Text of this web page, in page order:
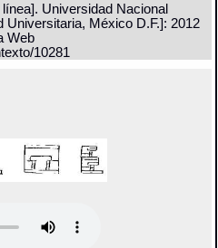
Universidad Nacional
Universitaria, México D.F.]: 2012
Web
10281